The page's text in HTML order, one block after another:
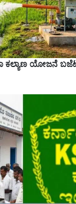
ಕಲ್ಯಾಣ ಯೋಜನೆ